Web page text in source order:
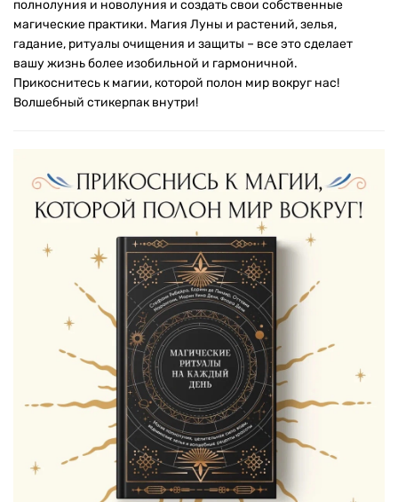
полнолуния и новолуния и создать свои собственные
магические практики. Магия Луны и растений, зелья,
гадание, ритуалы очищения и защиты – все это сделает
вашу жизнь более изобильной и гармоничной.
Прикоснитесь к магии, которой полон мир вокруг нас!
Волшебный стикерпак внутри!